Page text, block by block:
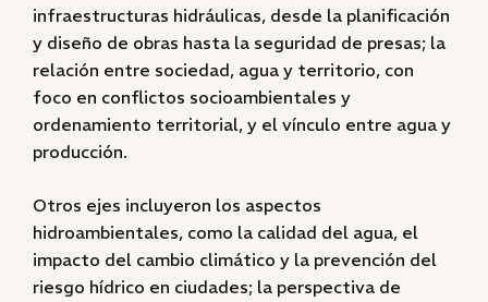
infraestructuras hidráulicas, desde la planificación
y diseño de obras hasta la seguridad de presas; la
relación entre sociedad, agua y territorio, con
foco en conflictos socioambientales y
ordenamiento territorial, y el vínculo entre agua y
producción.
Otros ejes incluyeron los aspectos
hidroambientales, como la calidad del agua, el
impacto del cambio climático y la prevención del
riesgo hídrico en ciudades; la perspectiva de